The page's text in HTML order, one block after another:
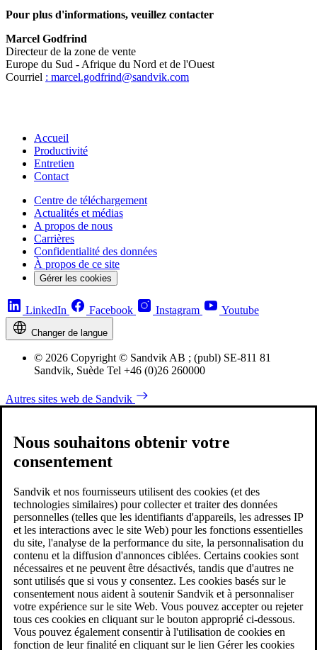
Pour plus d'informations, veuillez contacter
Marcel Godfrind
Directeur de la zone de vente
Europe du Sud - Afrique du Nord et de l'Ouest
Courriel : marcel.godfrind@sandvik.com
Accueil
Productivité
Entretien
Contact
Centre de téléchargement
Actualités et médias
A propos de nous
Carrières
Confidentialité des données
À propos de ce site
Gérer les cookies
LinkedIn Facebook Instagram Youtube
Changer de langue
© 2026 Copyright © Sandvik AB ; (publ) SE-811 81
Sandvik, Suède Tel +46 (0)26 260000
Autres sites web de Sandvik
Nous souhaitons obtenir votre
consentement
Sandvik et nos fournisseurs utilisent des cookies (et des
technologies similaires) pour collecter et traiter des données
personnelles (telles que les identifiants d'appareils, les adresses IP
et les interactions avec le site Web) pour les fonctions essentielles
du site, l'analyse de la performance du site, la personnalisation du
contenu et la diffusion d'annonces ciblées. Certains cookies sont
nécessaires et ne peuvent être désactivés, tandis que d'autres ne
sont utilisés que si vous y consentez. Les cookies basés sur le
consentement nous aident à soutenir Sandvik et à personnaliser
votre expérience sur le site Web. Vous pouvez accepter ou rejeter
tous ces cookies en cliquant sur le bouton approprié ci-dessous.
Vous pouvez également consentir à l'utilisation de cookies en
fonction de leur finalité en cliquant sur le lien Gérer les cookies